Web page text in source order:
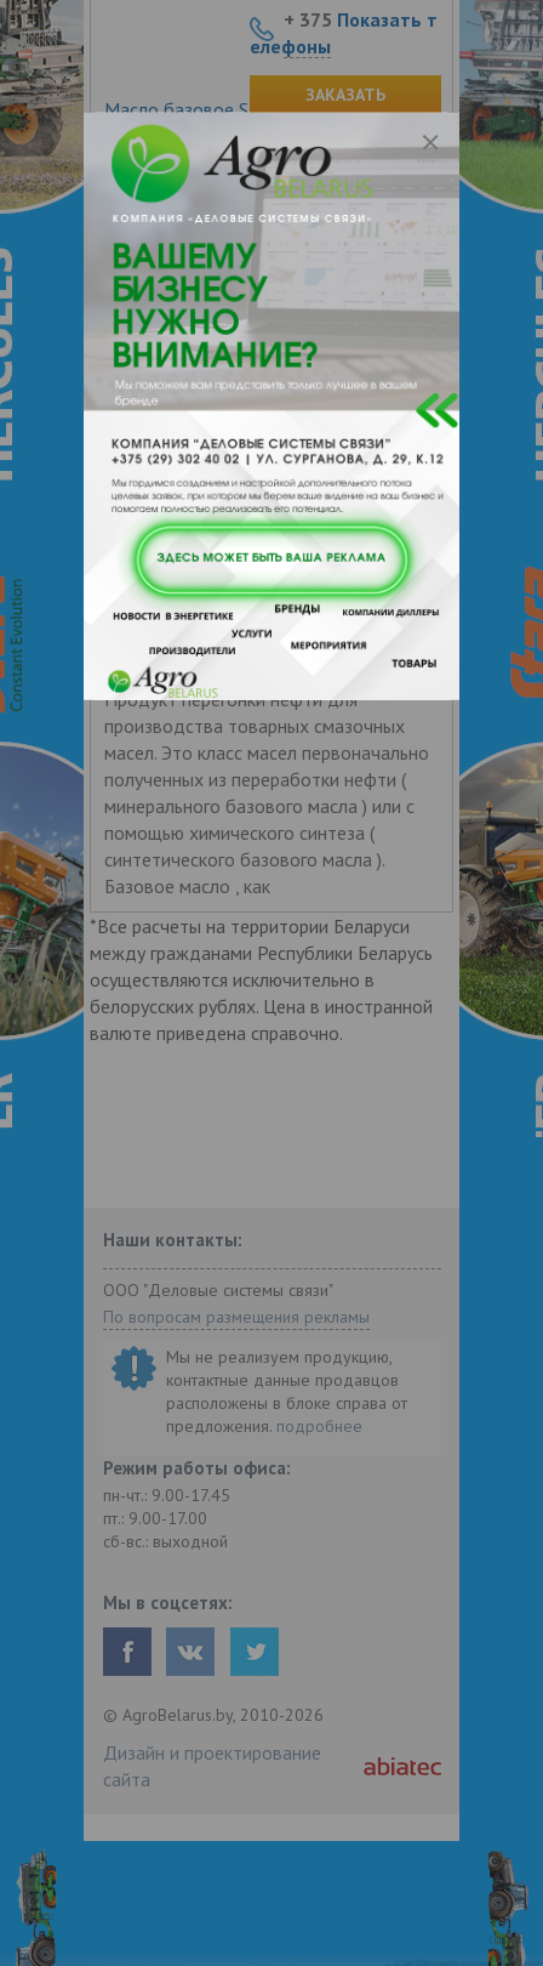
Масло базовое SN-150
Продукт перегонки нефти для
производства товарных смазочных
масел. Это класс масел первоначально
полученных из переработки нефти (
минерального базового масла ) или с
помощью химического синтеза (
синтетического базового масла ).
Базовое масло , как
+ 375 Показать т
елефоны
ЗАКАЗАТЬ
Масло базовое SN-500
Продукт перегонки нефти для
производства товарных смазочных
масел. Это класс масел первоначально
полученных из переработки нефти (
минерального базового масла ) или с
помощью химического синтеза (
синтетического базового масла ).
Базовое масло , как
ПУМИ-С ООО
Цена по запросу
+ 375Показать т
елефоны
ЗАКАЗАТЬ
*Все расчеты на территории Беларуси
между гражданами Республики Беларусь
осуществляются исключительно в
белорусских рублях. Цена в иностранной
валюте приведена справочно.
Наши контакты:
ООО "Деловые системы связи"
По вопросам размещения рекламы
Мы не реализуем продукцию,
контактные данные продавцов
расположены в блоке справа от
предложения. подробнее
Режим работы офиса:
пн-чт.: 9.00-17.45
пт.: 9.00-17.00
сб-вс.: выходной
Мы в соцсетях:
© AgroBelarus.by, 2010-2026
Дизайн и проектирование
сайта